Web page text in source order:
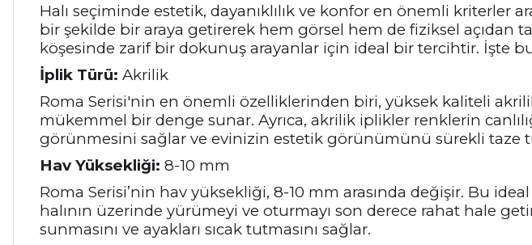
Halı seçiminde estetik, dayanıklılık ve konfor en önemli kriterler
bir şekilde bir araya getirerek hem görsel hem de fiziksel
köşesinde zarif bir dokunuş arayanlar için ideal bir tercihtir. İşte
İplik Türü: Akrilik
Roma Serisi'nin en önemli özelliklerinden biri, yüksek kaliteli akrilik
mükemmel bir denge sunar. Ayrıca, akrilik iplikler renklerin
görünmesini sağlar ve evinizin estetik görünümünü sürekli taze
Hav Yüksekliği: 8-10 mm
Roma Serisi’nin hav yüksekliği, 8-10 mm arasında değişir. Bu
halının üzerinde yürümeyi ve oturmayı son derece rahat hale
sunmasını ve ayakları sıcak tutmasını sağlar.